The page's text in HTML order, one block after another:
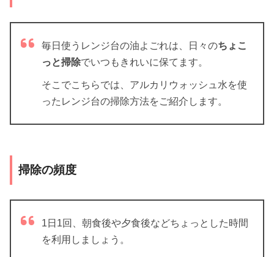
毎日使うレンジ台の油よごれは、日々のちょこ
っと掃除でいつもきれいに保てます。
そこでこちらでは、アルカリウォッシュ水を使
ったレンジ台の掃除方法をご紹介します。
掃除の頻度
1日1回、朝食後や夕食後などちょっとした時間
を利用しましょう。